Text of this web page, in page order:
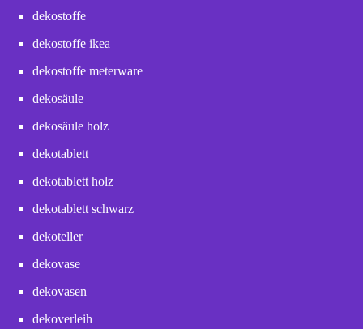
dekostoffe
dekostoffe ikea
dekostoffe meterware
dekosäule
dekosäule holz
dekotablett
dekotablett holz
dekotablett schwarz
dekoteller
dekovase
dekovasen
dekoverleih